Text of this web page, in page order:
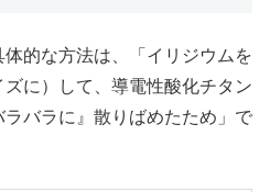
的な方法は、「イリジウムを
に）して、導電性酸化チタン
バラに』散りばめたため」で